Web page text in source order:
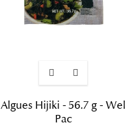
Algues Hijiki - 56.7 g - Wel
Pac